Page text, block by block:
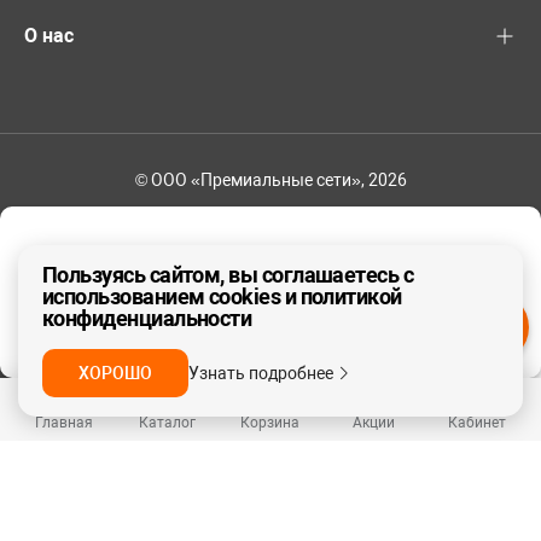
Главная Каталог Корзина Акции Кабинет
ДА, ВЕРНО
О нас
© ООО «Премиальные сети», 2026
Пользуясь сайтом, вы соглашаетесь с
использованием cookies и политикой
конфиденциальности
ХОРОШО Узнать подробнее